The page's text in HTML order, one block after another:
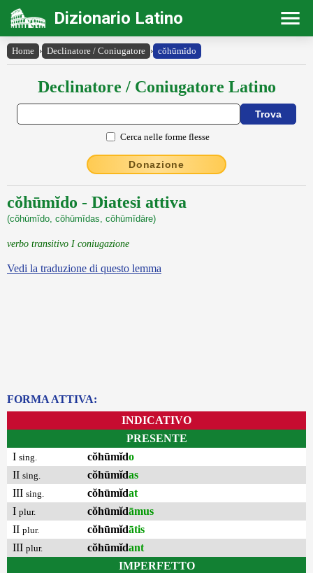
Dizionario Latino
Home › Declinatore / Coniugatore › cŏhūmĭdo
Declinatore / Coniugatore Latino
Cerca nelle forme flesse
Donazione
cŏhūmĭdo - Diatesi attiva
(cŏhūmĭdo, cŏhūmĭdas, cŏhūmĭdāre)
verbo transitivo I coniugazione
Vedi la traduzione di questo lemma
FORMA ATTIVA:
INDICATIVO
PRESENTE
I sing. cŏhūmĭdo
II sing. cŏhūmĭdas
III sing. cŏhūmĭdat
I plur. cŏhūmĭdāmus
II plur. cŏhūmĭdātis
III plur. cŏhūmĭdant
IMPERFETTO